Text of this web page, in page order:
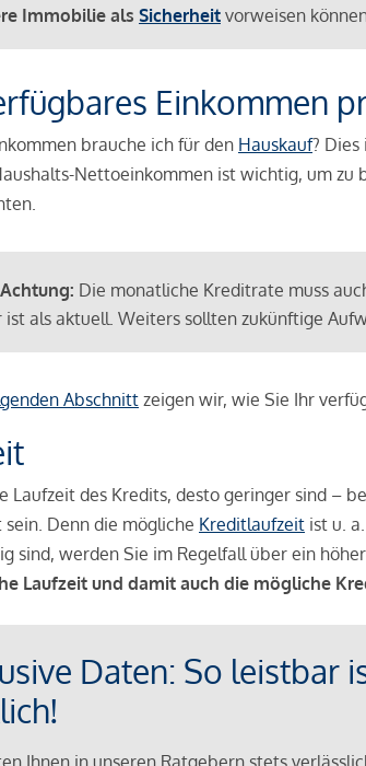
Immobilie als Sicherheit vorweisen
Einkommen
brauche ich für den Hauskauf?
Nettoeinkommen ist wichtig, um zu
Die monatliche Kreditrate muss
ist als aktuell. Weiters sollten zukünftige
Abschnitt zeigen wir, wie Sie Ihr
Laufzeit des Kredits, desto geringer sind –
sein. Denn die mögliche Kreditlaufzeit ist u.
sind, werden Sie im Regelfall über ein
Laufzeit und damit auch die mögliche
Daten: So leistbar